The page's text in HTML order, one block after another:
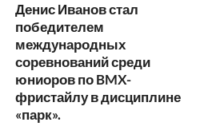
Денис Иванов стал
победителем
международных
соревнований среди
юниоров по BMX-
фристайлу в дисциплине
«парк».